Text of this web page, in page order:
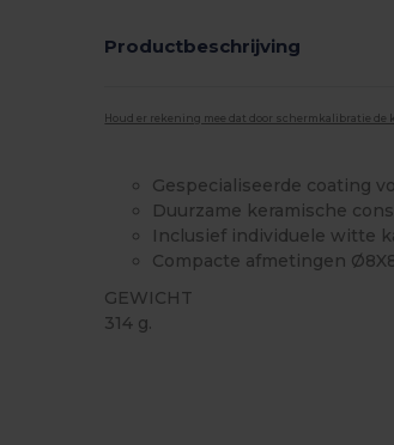
Productbeschrijving
Houd er rekening mee dat door schermkalibratie
Gespecialiseerde coating
Duurzame keramische
Inclusief individuele witte
Compacte afmetingen
GEWICHT
314 g.